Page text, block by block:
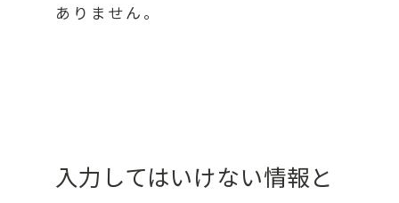
ありません。
入力してはいけない情報と